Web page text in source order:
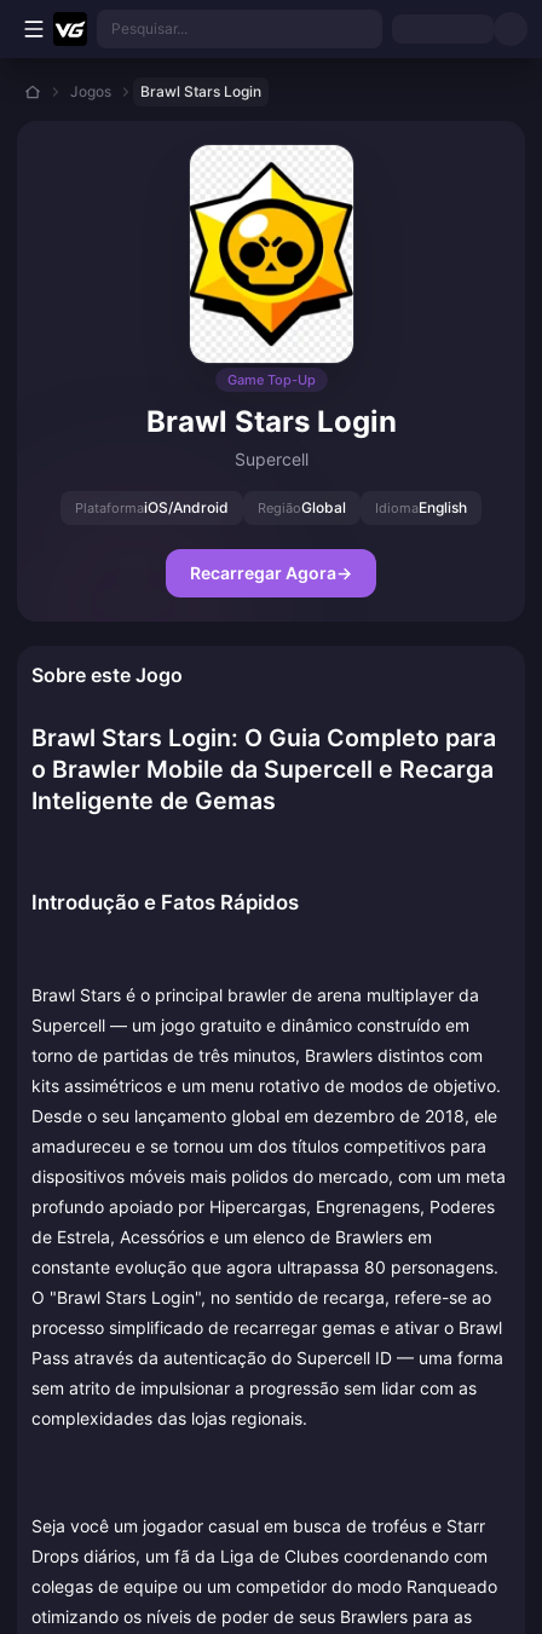
Ir para o conteúdo principal
Pesquisar...
Jogos Brawl Stars Login
Game Top-Up
Brawl Stars Login
Supercell
PlataformaiOS/Android RegiãoGlobal IdiomaEnglish
Recarregar Agora→
Sobre este Jogo
Brawl Stars Login: O Guia Completo para
o Brawler Mobile da Supercell e Recarga
Inteligente de Gemas
Introdução e Fatos Rápidos
Brawl Stars é o principal brawler de arena multiplayer da
Supercell — um jogo gratuito e dinâmico construído em
torno de partidas de três minutos, Brawlers distintos com
kits assimétricos e um menu rotativo de modos de objetivo.
Desde o seu lançamento global em dezembro de 2018, ele
amadureceu e se tornou um dos títulos competitivos para
dispositivos móveis mais polidos do mercado, com um meta
profundo apoiado por Hipercargas, Engrenagens, Poderes
de Estrela, Acessórios e um elenco de Brawlers em
constante evolução que agora ultrapassa 80 personagens.
O "Brawl Stars Login", no sentido de recarga, refere-se ao
processo simplificado de recarregar gemas e ativar o Brawl
Pass através da autenticação do Supercell ID — uma forma
sem atrito de impulsionar a progressão sem lidar com as
complexidades das lojas regionais.
Seja você um jogador casual em busca de troféus e Starr
Drops diários, um fã da Liga de Clubes coordenando com
colegas de equipe ou um competidor do modo Ranqueado
otimizando os níveis de poder de seus Brawlers para as